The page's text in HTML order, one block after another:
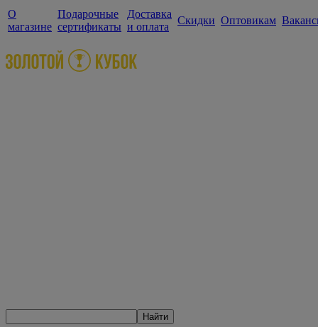
О
магазине
Подарочные
сертификаты
Доставка
и оплата
Скидки Оптовикам
Найти